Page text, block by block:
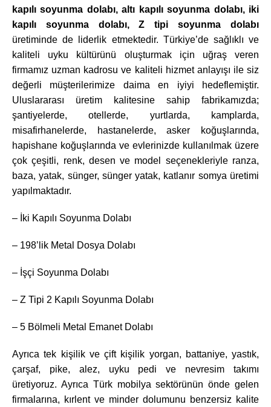
kapılı soyunma dolabı, altı kapılı soyunma dolabı, iki
kapılı soyunma dolabı, Z tipi soyunma dolabı
üretiminde de liderlik etmektedir. Türkiye’de sağlıklı ve
kaliteli uyku kültürünü oluşturmak için uğraş veren
firmamız uzman kadrosu ve kaliteli hizmet anlayışı ile siz
değerli müşterilerimize daima en iyiyi hedeflemiştir.
Uluslararası üretim kalitesine sahip fabrikamızda;
şantiyelerde, otellerde, yurtlarda, kamplarda,
misafirhanelerde, hastanelerde, asker koğuşlarında,
hapishane koğuşlarında ve evlerinizde kullanılmak üzere
çok çeşitli, renk, desen ve model seçenekleriyle ranza,
baza, yatak, sünger, sünger yatak, katlanır somya üretimi
yapılmaktadır.
– İki Kapılı Soyunma Dolabı
– 198’lik Metal Dosya Dolabı
– İşçi Soyunma Dolabı
– Z Tipi 2 Kapılı Soyunma Dolabı
– 5 Bölmeli Metal Emanet Dolabı
Ayrıca tek kişilik ve çift kişilik yorgan, battaniye, yastık,
çarşaf, pike, alez, uyku pedi ve nevresim takımı
üretiyoruz. Ayrıca Türk mobilya sektörünün önde gelen
firmalarına, kırlent ve minder dolumunu benzersiz kalite